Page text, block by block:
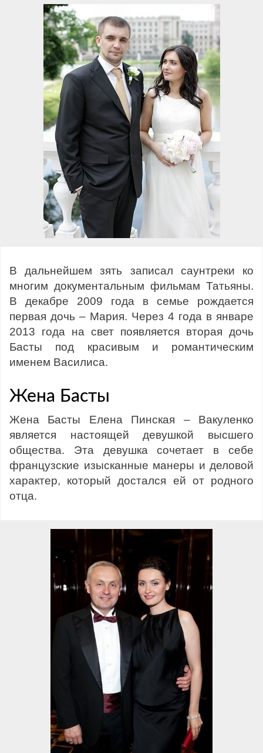
В дальнейшем зять записал саунтреки ко
многим документальным фильмам Татьяны.
В декабре 2009 года в семье рождается
первая дочь – Мария. Через 4 года в январе
2013 года на свет появляется вторая дочь
Басты под красивым и романтическим
именем Василиса.
Жена Басты
Жена Басты Елена Пинская – Вакуленко
является настоящей девушкой высшего
общества. Эта девушка сочетает в себе
французские изысканные манеры и деловой
характер, который достался ей от родного
отца.